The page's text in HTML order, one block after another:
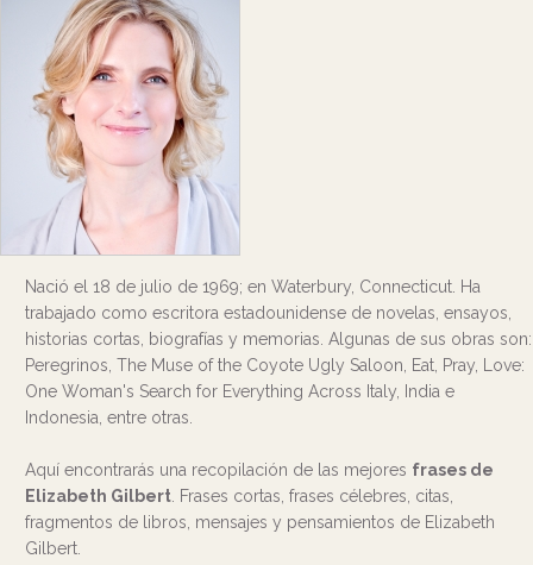
Nació el 18 de julio de 1969; en Waterbury, Connecticut. Ha
trabajado como escritora estadounidense de novelas, ensayos,
historias cortas, biografías y memorias. Algunas de sus obras son:
Peregrinos, The Muse of the Coyote Ugly Saloon, Eat, Pray, Love:
One Woman's Search for Everything Across Italy, India e
Indonesia, entre otras.
Aquí encontrarás una recopilación de las mejores frases de
Elizabeth Gilbert . Frases cortas, frases célebres, citas,
fragmentos de libros, mensajes y pensamientos de Elizabeth
Gilbert.